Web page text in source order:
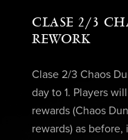
CLASE 2/3
REWORK
Clase 2/3 Chaos
day to 1. Players
rewards (Chaos
rewards) as before,